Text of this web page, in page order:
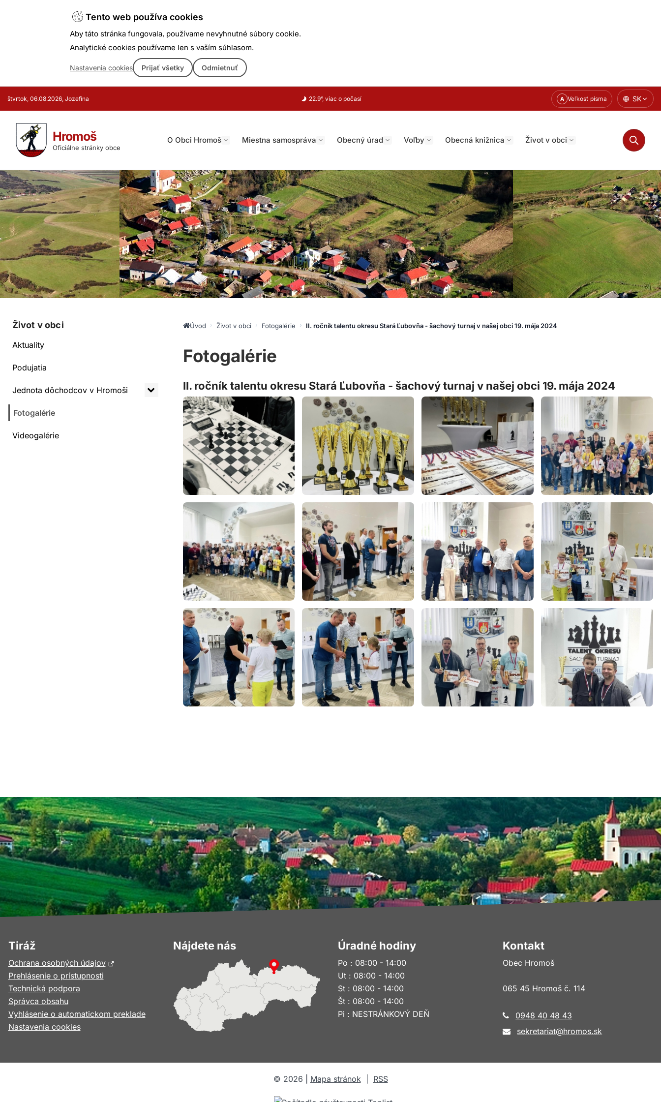
Tento web používa cookies
Aby táto stránka fungovala, používame nevyhnutné súbory cookie.
Analytické cookies používame len s vaším súhlasom.
Nastavenia cookies Prijať všetky Odmietnuť
štvrtok, 06.08.2026, Jozefína 22.9°, viac o počasí A Veľkosť písma SK
Hromoš
Oficiálne stránky obce
O Obci Hromoš Miestna samospráva Obecný úrad Voľby Obecná knižnica Život v obci
Život v obci
Aktuality
Podujatia
Jednota dôchodcov v Hromoši
Fotogalérie
Videogalérie
Úvod Život v obci Fotogalérie II. ročník talentu okresu Stará Ľubovňa - šachový turnaj v našej obci 19. mája 2024
Fotogalérie
II. ročník talentu okresu Stará Ľubovňa - šachový turnaj v našej obci 19. mája 2024
Tiráž
Ochrana osobných údajovOtvorí
okne
Prehlásenie o prístupnosti
Technická podpora
Správca obsahu
Vyhlásenie o automatickom preklade
Nastavenia cookies
Nájdete nás Úradné hodiny
Po : 08:00 - 14:00
Ut : 08:00 - 14:00
St : 08:00 - 14:00
Št : 08:00 - 14:00
Pi : NESTRÁNKOVÝ DEŇ
Kontakt
Obec Hromoš
065 45 Hromoš č. 114
0948 40 48 43
sekretariat@hromos.sk
© 2026 Mapa stránok| RSS